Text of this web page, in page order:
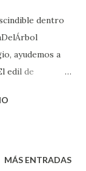
dentro
ayudemos a
edil de
MÁS ENTRADAS